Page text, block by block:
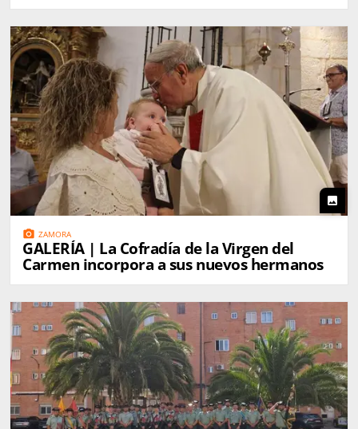
photo
photo_camera ZAMORA
GALERÍA | La Cofradía de la Virgen del
Carmen incorpora a sus nuevos hermanos